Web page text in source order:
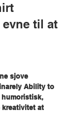
til at
sjove
Ability to
kreativitet at